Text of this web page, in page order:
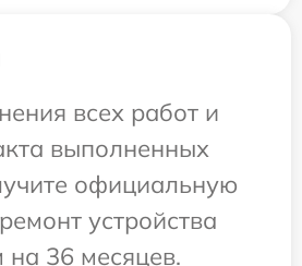
всех работ и
выполненных
официальную
устройства
на 36 месяцев.